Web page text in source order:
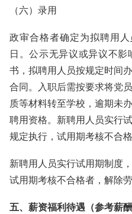
（六）录用
政审合格者确定为拟聘用
日。公示无异议或异议不
书，拟聘用人员按规定时间
合同。入职后需按要求将党
质等材料转至学校，逾期未
聘用资格。新聘用人员实行
规定执行，试用期考核不合
新聘用人员实行试用期制度
试用期考核不合格者，解除劳
五、薪资福利待遇（参考薪